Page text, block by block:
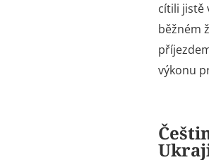
cítili jistě
běžném
výkonu